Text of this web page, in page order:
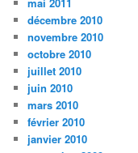
décembre 2010
novembre 2010
octobre 2010
juillet 2010
juin 2010
mars 2010
février 2010
janvier 2010